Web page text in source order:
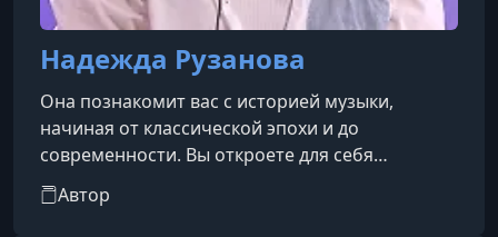
Надежда Рузанова
Она познакомит вас с историей музыки,
начиная от классической эпохи и до
современности. Вы откроете для себя
творчество великих композиторов и
исполнителей, разнообразие музыкальных
Автор